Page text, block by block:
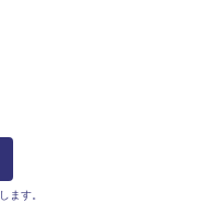
ます。